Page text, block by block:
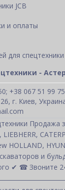
JCB
и оплаты
для спецтехники
-
+38 067 51 99
г. Киев,
Продажа
HOLLAND,
и
✔ ☎ Звоните